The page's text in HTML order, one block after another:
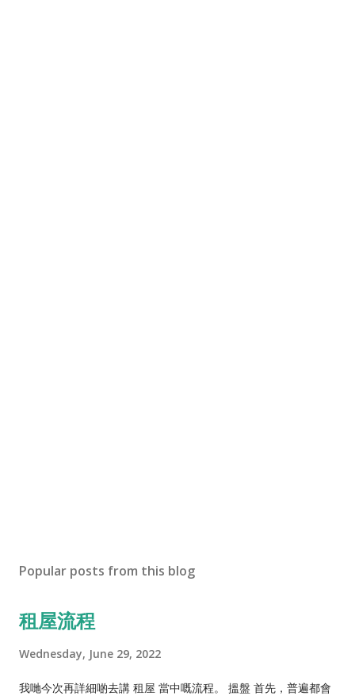
Popular posts from this blog
租屋流程
Wednesday, June 29, 2022
我哋今次再詳細啲去講 租屋 當中嘅流程。 搵盤 首先，普遍都會